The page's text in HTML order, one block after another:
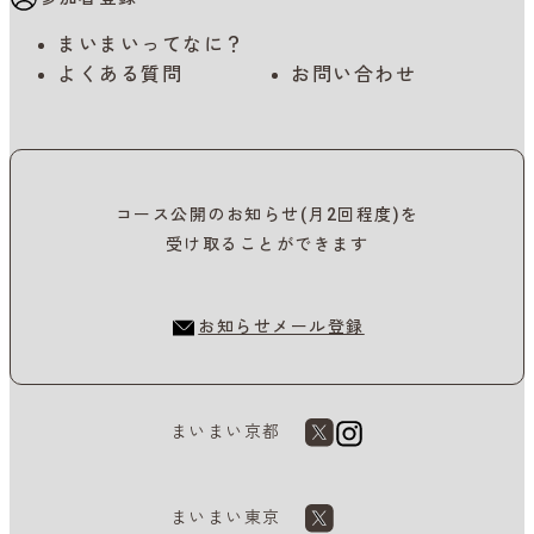
まいまいってなに？
よくある質問
お問い合わせ
コース公開のお知らせ(月2回程度)を
受け取ることができます
お知らせメール登録
まいまい京都
まいまい東京